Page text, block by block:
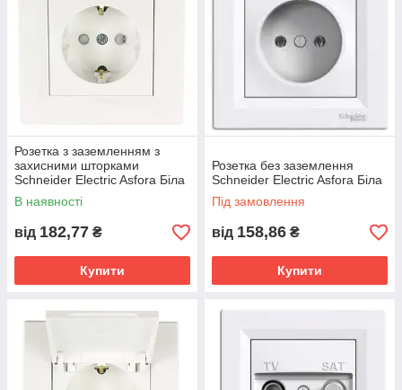
Розетка з заземленням з
захисними шторками
Schneider Electric Asfora Біла
В наявності
від 182,77 ₴
Купити
Розетка без заземлення
Schneider Electric Asfora Біла
Під замовлення
від 158,86 ₴
Купити